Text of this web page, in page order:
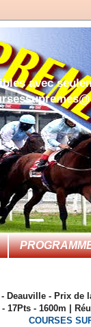
avec
- Deauville - Prix de
- 17Pts - 1600m |
COURSES